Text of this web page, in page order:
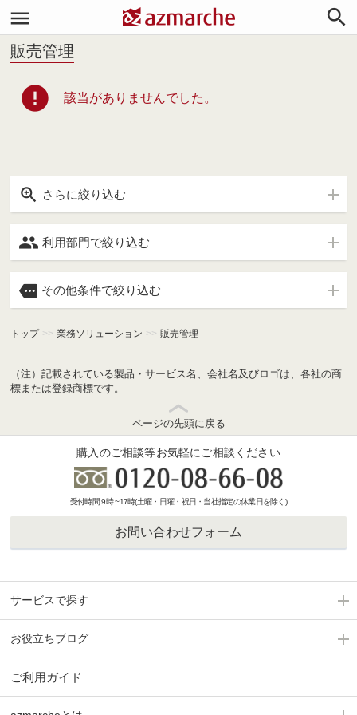


販売管理
error 該当がありませんでした。
 さらに絞り込む
 利用部門で絞り込む
 その他条件で絞り込む
トップ >> 業務ソリューション >> 販売管理
（注）記載されている製品・サービス名、会社名及びロゴは、各社の商
標または登録商標です。
ページの先頭に戻る
購入のご相談等お気軽にご相談ください
受付時間 9時 ~17時(土曜・日曜・祝日・当社指定の休業日を除く)
お問い合わせフォーム
サービスで探す
お役立ちブログ
ご利用ガイド